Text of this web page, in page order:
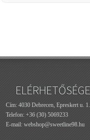
Cím: 4030 Debrecen, Epreskert u. 1.
Telefon: +36 (30) 5069233
E-mail: webshop@sweetline98.hu